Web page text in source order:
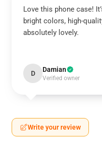
Love this phone case!
bright colors, high-
absolutely lovely.
D Damian
Verified owner
Write your review